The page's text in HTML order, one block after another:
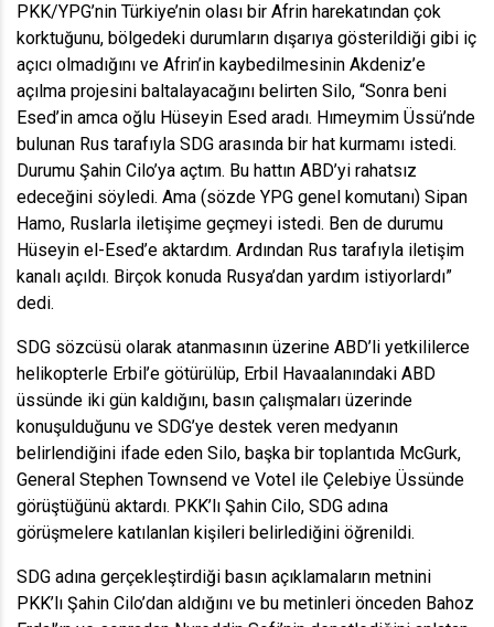
PKK/YPG’nin Türkiye’nin olası bir Afrin harekatından çok
korktuğunu, bölgedeki durumların dışarıya gösterildiği gibi iç
açıcı olmadığını ve Afrin’in kaybedilmesinin Akdeniz’e
açılma projesini baltalayacağını belirten Silo, “Sonra beni
Esed’in amca oğlu Hüseyin Esed aradı. Hımeymim Üssü’nde
bulunan Rus tarafıyla SDG arasında bir hat kurmamı istedi.
Durumu Şahin Cilo’ya açtım. Bu hattın ABD’yi rahatsız
edeceğini söyledi. Ama (sözde YPG genel komutanı) Sipan
Hamo, Ruslarla iletişime geçmeyi istedi. Ben de durumu
Hüseyin el-Esed’e aktardım. Ardından Rus tarafıyla iletişim
kanalı açıldı. Birçok konuda Rusya’dan yardım istiyorlardı”
dedi.
SDG sözcüsü olarak atanmasının üzerine ABD’li yetkililerce
helikopterle Erbil’e götürülüp, Erbil Havaalanındaki ABD
üssünde iki gün kaldığını, basın çalışmaları üzerinde
konuşulduğunu ve SDG’ye destek veren medyanın
belirlendiğini ifade eden Silo, başka bir toplantıda McGurk,
General Stephen Townsend ve Votel ile Çelebiye Üssünde
görüştüğünü aktardı. PKK’lı Şahin Cilo, SDG adına
görüşmelere katılanlan kişileri belirlediğini öğrenildi.
SDG adına gerçekleştirdiği basın açıklamaların metnini
PKK’lı Şahin Cilo’dan aldığını ve bu metinleri önceden Bahoz